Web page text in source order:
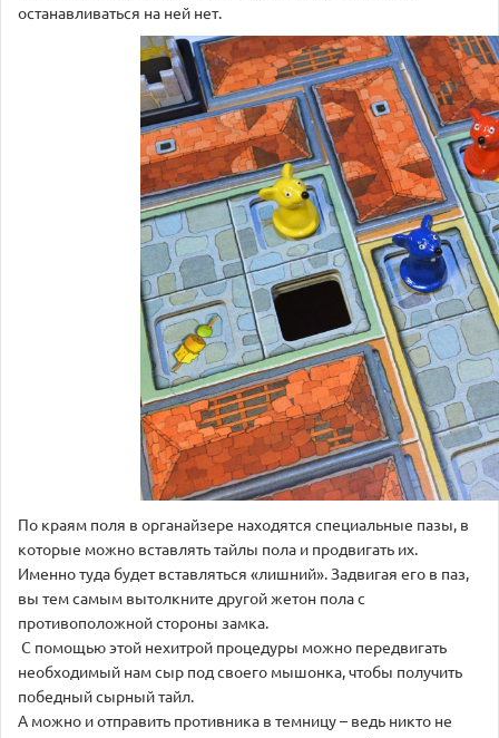
останавливаться на ней нет.
По краям поля в органайзере находятся специальные пазы, в
которые можно вставлять тайлы пола и продвигать их.
Именно туда будет вставляться «лишний». Задвигая его в паз,
вы тем самым вытолкните другой жетон пола с
противоположной стороны замка.
С помощью этой нехитрой процедуры можно передвигать
необходимый нам сыр под своего мышонка, чтобы получить
победный сырный тайл.
А можно и отправить противника в темницу – ведь никто не